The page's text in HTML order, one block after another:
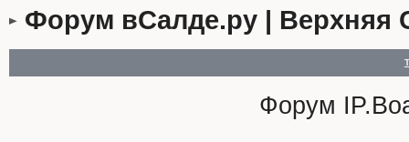
Форум вСалде.ру | Верхняя
Форум